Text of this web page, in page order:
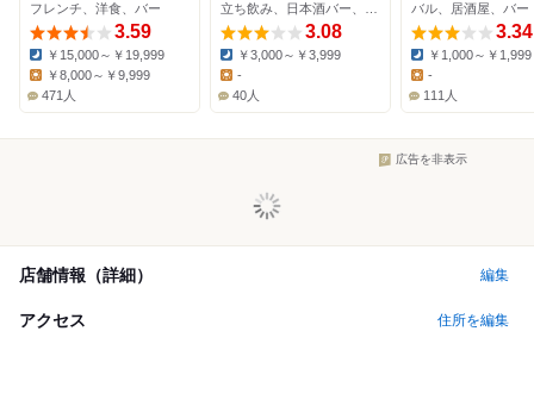
フレンチ、洋食、バー
3.59
Dinner:
￥15,000～￥19,999
￥8,000～￥9,999
471人
3.08
Dinner:
￥3,000～￥3,999
Lunch:
-
40人
バル、居酒屋、バー
3.34
Dinner:
￥1,000～￥1,999
-
111人
広告を非表示
店舗情報（詳細） 編集
アクセス 住所を編集